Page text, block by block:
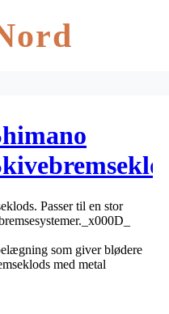
XT SLX G04S
M8000
Passer til en stor
som giver blødere
med metal